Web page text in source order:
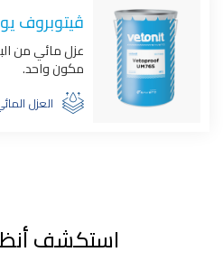
ڤيتوبروف يو
عزل مائي من
مكون واحد.
العزل
استكشف